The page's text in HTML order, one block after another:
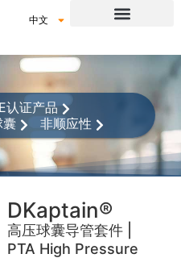
中文
认证产品
非顺应性
DKaptain®
高压球囊导管套件 |
PTA High Pressure